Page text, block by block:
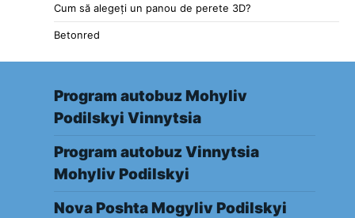
Cum să alegeți un panou de perete 3D?
Betonred
Program autobuz Mohyliv
Podilskyi Vinnytsia
Program autobuz Vinnytsia
Mohyliv Podilskyi
Nova Poshta Mogyliv Podilskyi